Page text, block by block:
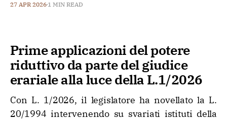
27 APR 2026 1 MIN READ
Prime applicazioni del potere
riduttivo da parte del giudice
erariale alla luce della L.1/2026
Con L. 1/2026, il legislatore ha novellato la L.
20/1994 intervenendo su svariati istituti della